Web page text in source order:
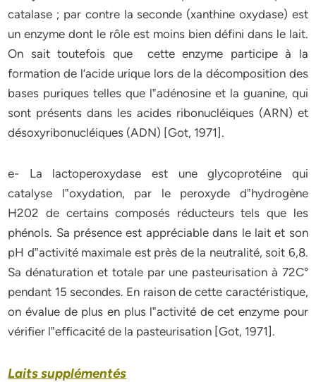
catalase ; par contre la seconde (xanthine oxydase) est
un enzyme dont le rôle est moins bien défini dans le lait.
On sait toutefois que cette enzyme participe à la
formation de l’acide urique lors de la décomposition des
bases puriques telles que l‟adénosine et la guanine, qui
sont présents dans les acides ribonucléiques (ARN) et
désoxyribonucléiques (ADN) [Got, 1971] .
e- La lactoperoxydase est une glycoprotéine qui
catalyse l‟oxydation, par le peroxyde d‟hydrogène
H202 de certains composés réducteurs tels que les
phénols. Sa présence est appréciable dans le lait et son
pH d‟activité maximale est près de la neutralité, soit 6,8.
Sa dénaturation et totale par une pasteurisation à 72C°
pendant 15 secondes. En raison de cette caractéristique,
on évalue de plus en plus l‟activité de cet enzyme pour
vérifier l‟efficacité de la pasteurisation [Got, 1971] .
Laits supplémentés